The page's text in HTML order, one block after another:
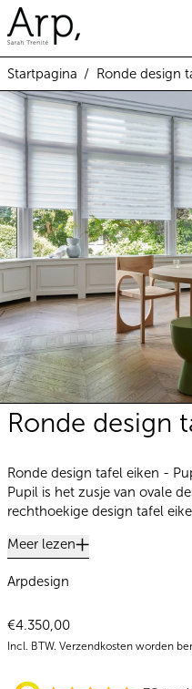
Startpagina / Ronde design
Ronde design
Ronde design tafel eiken -
Pupil is het zusje van ovale
rechthoekige design tafel
Meer lezen
Arpdesign
Normale prijs
€4.350,00
Incl. BTW. Verzendkostenworden